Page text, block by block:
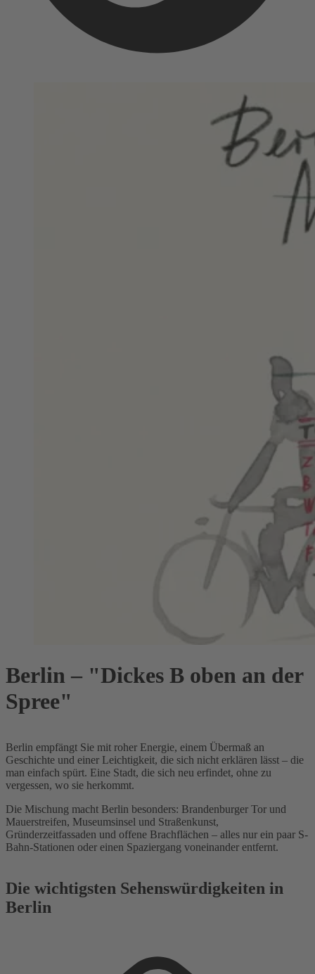
Berlin – "Dickes B oben an der
Spree"
Berlin empfängt Sie mit roher Energie, einem Übermaß an
Geschichte und einer Leichtigkeit, die sich nicht erklären lässt – die
man einfach spürt. Eine Stadt, die sich neu erfindet, ohne zu
vergessen, wo sie herkommt.
Die Mischung macht Berlin besonders: Brandenburger Tor und
Mauerstreifen, Museumsinsel und Straßenkunst,
Gründerzeitfassaden und offene Brachflächen – alles nur ein paar S-
Bahn-Stationen oder einen Spaziergang voneinander entfernt.
Die wichtigsten Sehenswürdigkeiten in
Berlin